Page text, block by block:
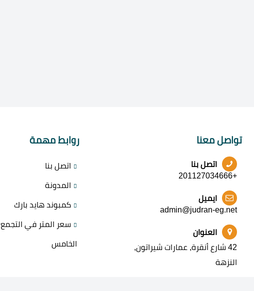
تواصل معنا
اتصل بنا
+201127034666
ايميل
admin@judran-eg.net
العنوان
42 شارع أنقرة, عمارات شيراتون,
النزهة
روابط مهمة
اتصل بنا
المدونة
كمبوند هايد بارك
سعر المتر في التجمع
الخامس